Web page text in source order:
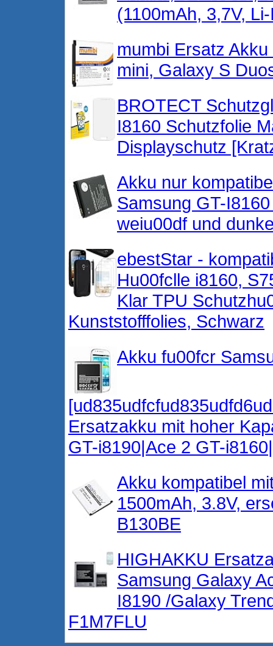
(1100mAh, 3,7V,
mumbi Ersatz
mini, Galaxy S
BROTECT
I8160 Schutzfolie
Displayschutz
Akku nur
Samsung GT-
weiu00df und
ebestStar -
Hu00fclle i8160,
Klar TPU
Kunststofffolies, Schwarz
Akku fu00fcr
Ersatzakku mit hoher
GT-i8190|Ace 2 GT-
Akku kompatibel
1500mAh, 3.8V,
B130BE
HIGHAKKU
Samsung Galaxy
I8190 /Galaxy
F1M7FLU